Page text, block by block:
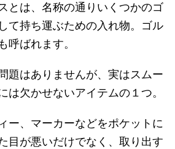
とは、名称の通りいくつかのゴ
て持ち運ぶための入れ物。ゴル
呼ばれます。
題はありませんが、実はスムー
は欠かせないアイテムの１つ。
ー、マーカーなどをポケットに
目が悪いだけでなく、取り出す